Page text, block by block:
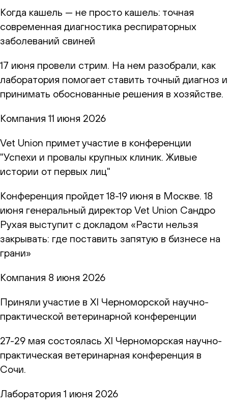
Когда кашель — не просто кашель: точная
современная диагностика респираторных
заболеваний свиней
17 июня провели стрим. На нем разобрали, как
лаборатория помогает ставить точный диагноз и
принимать обоснованные решения в хозяйстве.
Компания 11 июня 2026
Vet Union примет участие в конференции
"Успехи и провалы крупных клиник. Живые
истории от первых лиц"
Конференция пройдет 18-19 июня в Москве. 18
июня генеральный директор Vet Union Сандро
Рухая выступит с докладом «Расти нельзя
закрывать: где поставить запятую в бизнесе на
грани»
Компания 8 июня 2026
Приняли участие в XI Черноморской научно-
практической ветеринарной конференции
27-29 мая состоялась XI Черноморская научно-
практическая ветеринарная конференция в
Сочи.
Лаборатория 1 июня 2026